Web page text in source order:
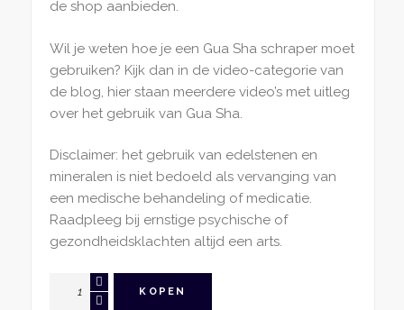
de shop aanbieden.
Wil je weten hoe je een Gua Sha schraper moet
gebruiken? Kijk dan in de video-categorie van
de blog, hier staan meerdere video’s met uitleg
over het gebruik van Gua Sha.
Disclaimer: het gebruik van edelstenen en
mineralen is niet bedoeld als vervanging van
een medische behandeling of medicatie.
Raadpleeg bij ernstige psychische of
gezondheidsklachten altijd een arts.
KOPEN